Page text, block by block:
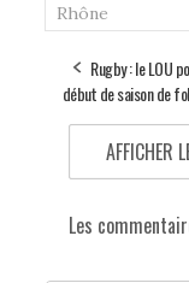
Rhône
Rugby : le LOU
début de saison de
AFFICHER
Les